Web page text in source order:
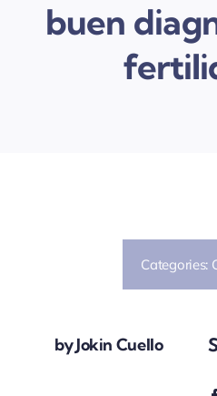
buen
Categories:
by Jokin Cuello